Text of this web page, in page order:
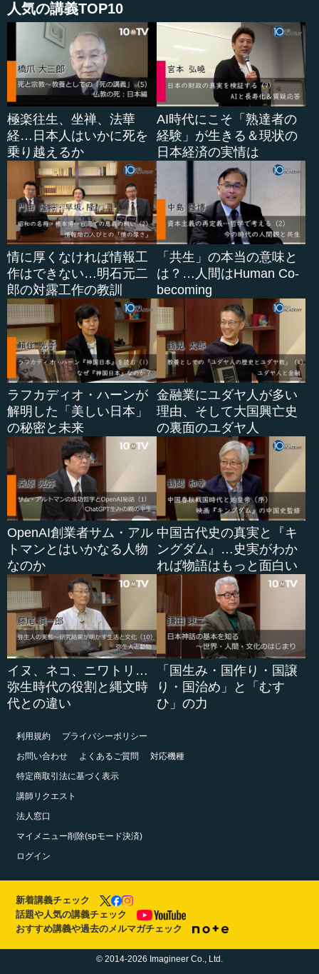
人気の講義TOP10
極楽往生、坐禅、法華
経…日本人はいかに死を
乗り越えるか
AI時代にこそ「熟達者の
経験」が生きる＆現状の
日本経済の実情は
情に厚くなければ情報工
作はできない…明石元二
郎の対露工作の教訓
「共生」の本当の意味と
は？…人間はHuman Co-
becoming
ラフカディオ・ハーンが
解明した「美しい日本」
の秘密と未来
金融業にユダヤ人が多い
理由、そして大国興亡史
の裏面のユダヤ人
OpenAI創業者サム・アル
トマンとはいかなる人物
なのか
中国古代史の真実と『キ
ングダム』…史実がわか
れば物語はもっと面白い
イヌ、ネコ、ニワトリ…
弥生時代の役割と縄文時
代との違い
「国生み・国作り・国譲
り・国治め」と「むす
ひ」の力
利用規約
プライバシーポリシー
お問い合わせ
よくあるご質問
対応機種
特定商取引法に基づく表示
講師リクエスト
法人窓口
マイメニュー削除(spモード決済)
ログイン
新着講義チェック
話題や人気の講義チェック
おすすめ講義や過去のメルマガチェック
© 2014-2026 Imagineer Co., Ltd.